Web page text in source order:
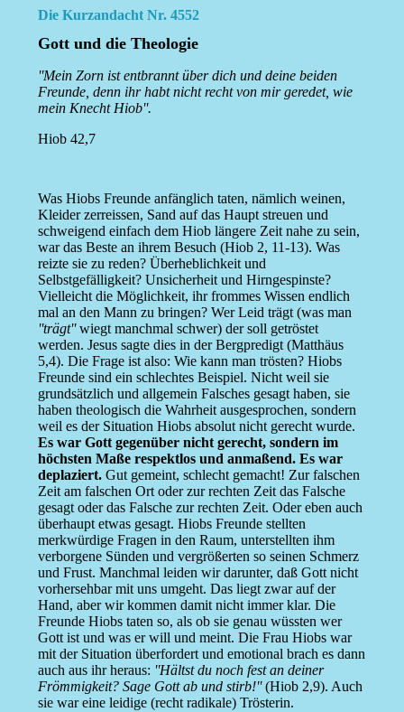
Die Kurzandacht Nr. 4552
Gott und die Theologie
''Mein Zorn ist entbrannt über dich und deine beiden
Freunde, denn ihr habt nicht recht von mir geredet, wie
mein Knecht Hiob''.
Hiob 42,7
Was Hiobs Freunde anfänglich taten, nämlich weinen,
Kleider zerreissen, Sand auf das Haupt streuen und
schweigend einfach dem Hiob längere Zeit nahe zu sein,
war das Beste an ihrem Besuch (Hiob 2, 11-13). Was
reizte sie zu reden? Überheblichkeit und
Selbstgefälligkeit? Unsicherheit und Hirngespinste?
Vielleicht die Möglichkeit, ihr frommes Wissen endlich
mal an den Mann zu bringen? Wer Leid trägt (was man
''trägt''wiegt manchmal schwer) der soll getröstet
werden. Jesus sagte dies in der Bergpredigt (Matthäus
5,4). Die Frage ist also: Wie kann man trösten? Hiobs
Freunde sind ein schlechtes Beispiel. Nicht weil sie
grundsätzlich und allgemein Falsches gesagt haben, sie
haben theologisch die Wahrheit ausgesprochen, sondern
weil es der Situation Hiobs absolut nicht gerecht wurde.
Es war Gott gegenüber nicht gerecht, sondern im
höchsten Maße respektlos und anmaßend. Es war
deplaziert.Gut gemeint, schlecht gemacht! Zur falschen
Zeit am falschen Ort oder zur rechten Zeit das Falsche
gesagt oder das Falsche zur rechten Zeit. Oder eben auch
überhaupt etwas gesagt. Hiobs Freunde stellten
merkwürdige Fragen in den Raum, unterstellten ihm
verborgene Sünden und vergrößerten so seinen Schmerz
und Frust. Manchmal leiden wir darunter, daß Gott nicht
vorhersehbar mit uns umgeht. Das liegt zwar auf der
Hand, aber wir kommen damit nicht immer klar. Die
Freunde Hiobs taten so, als ob sie genau wüssten wer
Gott ist und was er will und meint. Die Frau Hiobs war
mit der Situation überfordert und emotional brach es dann
auch aus ihr heraus: ''Hältst du noch fest an deiner
Frömmigkeit? Sage Gott ab und stirb!''(Hiob 2,9). Auch
sie war eine leidige (recht radikale) Trösterin.